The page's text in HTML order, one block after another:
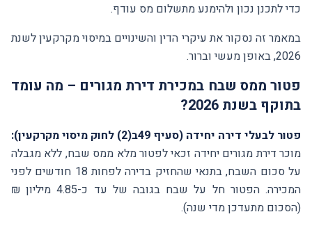
כדי לתכנן נכון ולהימנע מתשלום מס עודף.
במאמר זה נסקור את עיקרי הדין והשינויים במיסוי מקרקעין לשנת
2026, באופן מעשי וברור.
פטור ממס שבח במכירת דירת מגורים – מה עומד
בתוקף בשנת 2026?
פטור לבעלי דירה יחידה (סעיף 49ב(2) לחוק מיסוי מקרקעין):
מוכר דירת מגורים יחידה זכאי לפטור מלא ממס שבח, ללא מגבלה
על סכום השבח, בתנאי שהחזיק בדירה לפחות 18 חודשים לפני
המכירה. הפטור חל על שבח בגובה של עד כ-4.85 מיליון ₪
(הסכום מתעדכן מדי שנה).